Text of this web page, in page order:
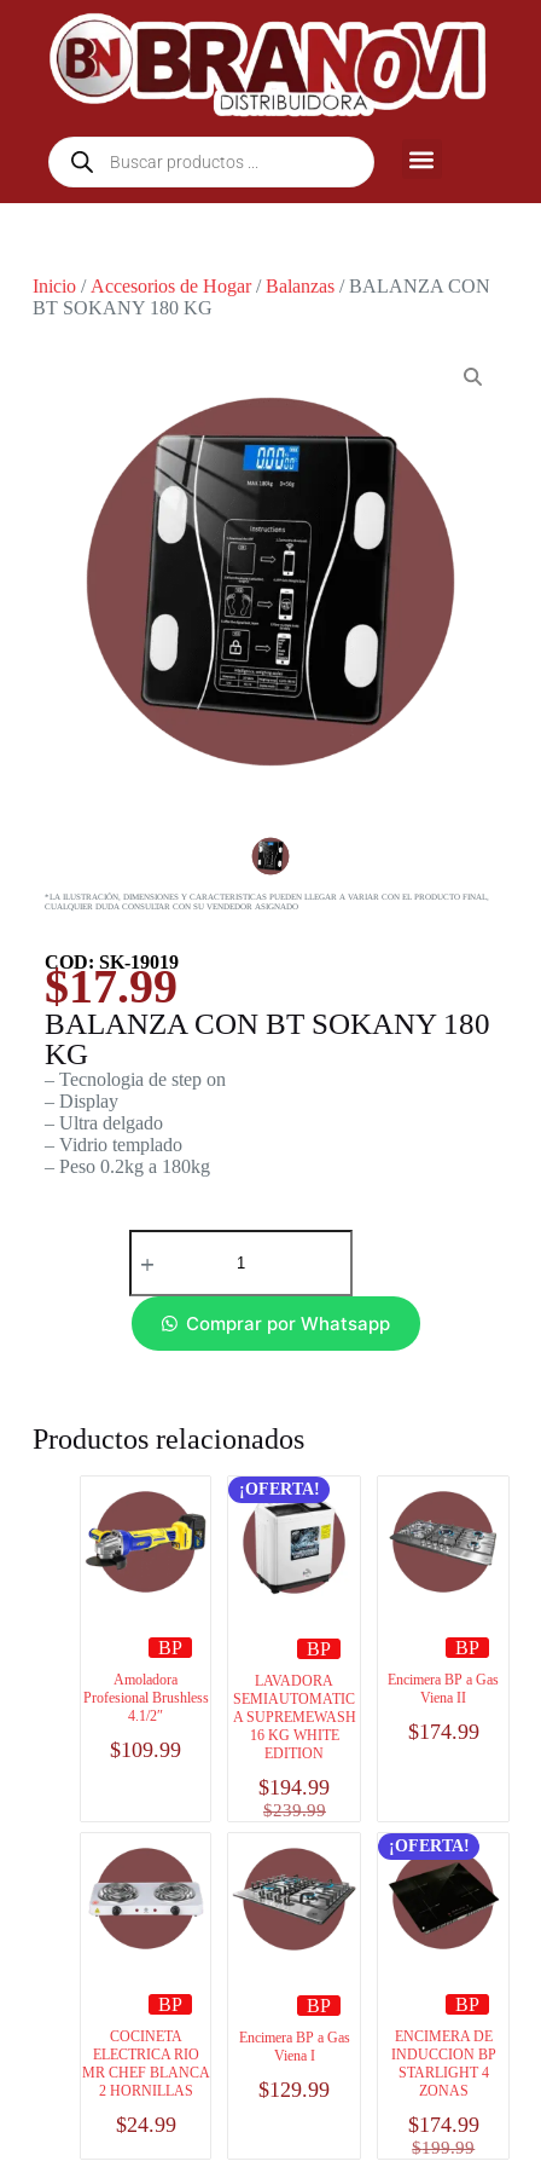
Inicio/ Accesorios de Hogar/Balanzas/ BALANZA CON
BT SOKANY 180 KG
*LA ILUSTRACIÓN, DIMENSIONES Y CARACTERISTICAS PUEDEN LLEGAR A VARIAR CON EL PRODUCTO FINAL,
CUALQUIER DUDA CONSULTAR CON SU VENDEDOR ASIGNADO
COD: SK-19019
$17.99
BALANZA CON BT SOKANY 180
KG
– Tecnologia de step on
– Display
– Ultra delgado
– Vidrio templado
– Peso 0.2kg a 180kg
Comprar por Whatsapp
Productos relacionados
BP
Amoladora
Profesional Brushless
4.1/2″
$109.99
¡OFERTA!
BP
LAVADORA
SEMIAUTOMATIC
A SUPREMEWASH
16 KG WHITE
EDITION
$239.99
$194.99
BP
Encimera BP a Gas
Viena II
$174.99
BP
COCINETA
ELECTRICA RIO
MR CHEF BLANCA
2 HORNILLAS
$24.99
BP
Encimera BP a Gas
Viena I
$129.99
¡OFERTA!
BP
ENCIMERA DE
INDUCCION BP
STARLIGHT 4
ZONAS
$199.99
$174.99